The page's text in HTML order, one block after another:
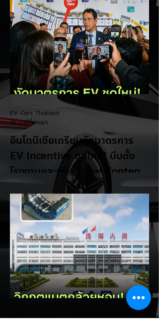
อินโดนีเซียเตรียมอัดมาตรการ
EV Incentive ชุดใหม่! บีบตั้ง
โรงงานและเพิ่ม Local Content
ชิงฐานผลิตแข่งกับไทย
แม้ยอดขายรถยนต์ไฟฟ้า (EV) ในประเทศ
อินโดนีเซียจะเติบโตขึ้นอย่างรวดเร็ว แต่รัฐบาล
อินโดนีเซียเตรียมคลอดแพ็กเกจสิทธิประโยชน์
และมาตรการจูงใจ (EV Incentive) ชุดใหม่
เพื่อเปลี่ยนผ่านจากการเป็นเพียง "ตลาดผู้ซื้อ"
ไปสู่การเป็น "ฐานการผลิตหลักในภูมิภาค
อาเซียน" ช้าไม่ได้เพื่อเร่งเปิดศึกแข่งกับ
ประเทศไทย ยกระดับสู่เฟสโรงงาน: เปลี่ยนจุด
โฟกัสจากการอุดหนุนยอดขาย นำเข้า CBU มา
เป็นการดึงดูดค่ายรถให้เข้ามาลงทุนตั้งโรงงาน
ผลิตในประเทศจริง ชูกฎเหล็ก Local
Content: กำหนดสัดส่วนการใช้ชิ้นส่วนและวัต
ถ
EV Cars Thailand
41 นาทีที่ผ่านมา
EV Cars Thailand